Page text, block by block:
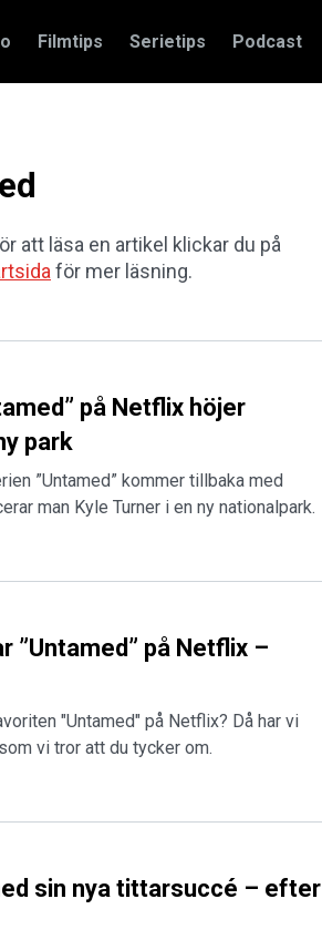
Filmtips Serietips Podcast
att läsa en artikel klickar du på
för mer läsning.
på Netflix höjer
park
”Untamed” kommer tillbaka med
man Kyle Turner i en ny nationalpark.
”Untamed” på Netflix –
"Untamed" på Netflix? Då har vi
vi tror att du tycker om.
sin nya tittarsuccé – efter